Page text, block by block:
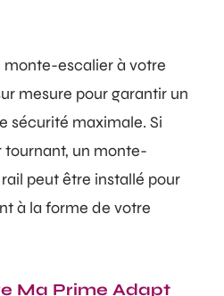
escalier à votre
mesure pour garantir un
sécurité maximale. Si
tournant, un monte-
peut être installé pour
à la forme de votre
Ma Prime Adapt